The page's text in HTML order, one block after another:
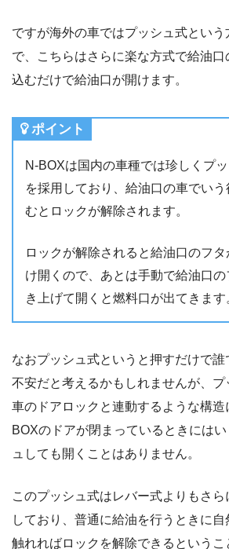
ですが海外の車ではプッシュ式とい
で、こちらはさらに楽な方式で給油
込むだけで給油口が開けます。
ポイント
N-BOXは国内の車種では珍しくプ
を採用しており、給油口の車でい
むとロックが解除されます。
ロックが解除されると給油口のフ
け開くので、あとは手動で給油口の
き上げて開くと燃料口が出てきます
なおプッシュ式というと押すだけで
不安だと考えるかもしれませんが、
車のドアロックと連動するような構
BOXのドアが閉まっているときには
ュしても開くことはありません。
このプッシュ式はレバー式よりもさ
しており、普通に給油を行うときに
触れればロックを解除できるという